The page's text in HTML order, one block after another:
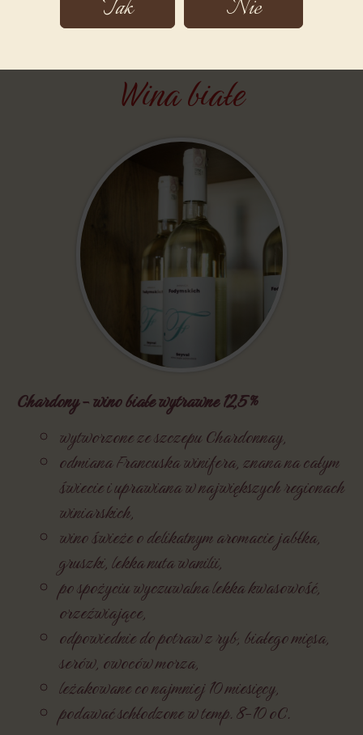
Tak Nie
leżakowane co najmniej 10 miesięcy,
podawać schłodzone w temp. 10-14 oC.
Wina białe
Chardony - wino białe wytrawne 12,5 %
wytworzone ze szczepu Chardonnay,
odmiana Francuska winifera, znana na całym
świecie i uprawiana w największych regionach
winiarskich,
wino świeże o delikatnym aromacie jabłka,
gruszki, lekka nuta wanilii,
po spożyciu wyczuwalna lekka kwasowość,
orzeźwiające,
odpowiednie do potraw z ryb, białego mięsa,
serów, owoców morza,
leżakowane co najmniej 10 miesięcy,
podawać schłodzone w temp. 8-10 oC.